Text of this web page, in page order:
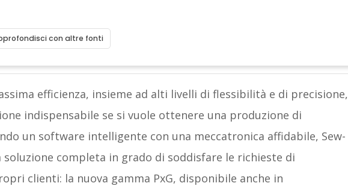
con altre fonti
efficienza, insieme ad alti livelli di flessibilità e di precisione,
indispensabile se si vuole ottenere una produzione di
un software intelligente con una meccatronica affidabile, Sew-
soluzione completa in grado di soddisfare le richieste di
clienti: la nuova gamma PxG, disponibile anche in